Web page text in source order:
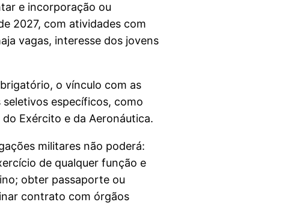
e incorporação ou
2027, com atividades com
vagas, interesse dos jovens
o vínculo com as
específicos, como
Exército e da Aeronáutica.
militares não poderá:
de qualquer função e
obter passaporte ou
contrato com órgãos